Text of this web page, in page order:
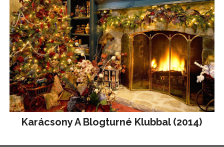
Karácsony A Blogturné Klubbal (2014)